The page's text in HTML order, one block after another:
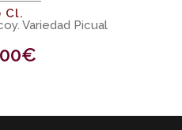
Cl.
Variedad Picual
€